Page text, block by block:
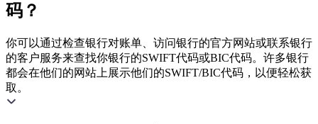
码？
你可以通过检查银行对账单、访问银行的官方网站或联系银行
的客户服务来查找你银行的SWIFT代码或BIC代码。许多银行
都会在他们的网站上展示他们的SWIFT/BIC代码，以便轻松获
取。